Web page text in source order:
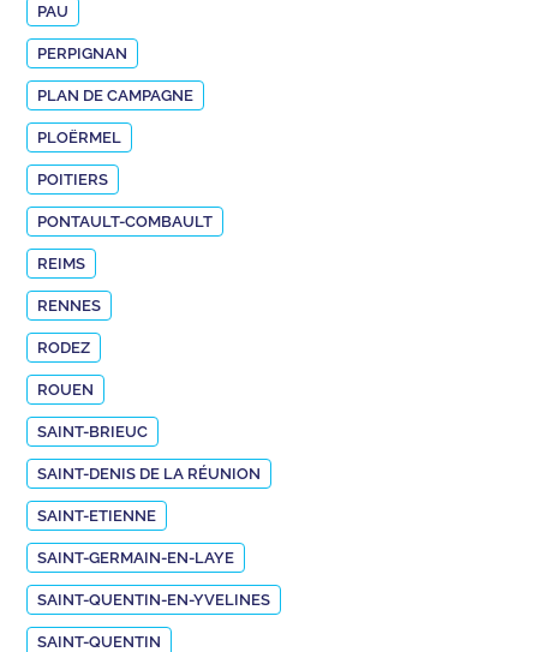
PAU
PERPIGNAN
PLAN DE CAMPAGNE
PLOËRMEL
POITIERS
PONTAULT-COMBAULT
REIMS
RENNES
RODEZ
ROUEN
SAINT-BRIEUC
SAINT-DENIS DE LA RÉUNION
SAINT-ETIENNE
SAINT-GERMAIN-EN-LAYE
SAINT-QUENTIN-EN-YVELINES
SAINT-QUENTIN